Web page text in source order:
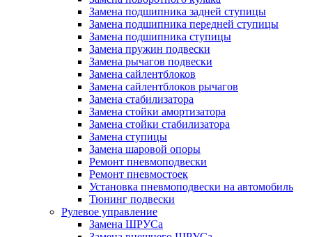
Замена подшипника задней ступицы
Замена подшипника передней ступицы
Замена подшипника ступицы
Замена пружин подвески
Замена рычагов подвески
Замена сайлентблоков
Замена сайлентблоков рычагов
Замена стабилизатора
Замена стойки амортизатора
Замена стойки стабилизатора
Замена ступицы
Замена шаровой опоры
Ремонт пневмоподвески
Ремонт пневмостоек
Установка пневмоподвески на автомобиль
Тюнинг подвески
Рулевое управление
Замена ШРУСа